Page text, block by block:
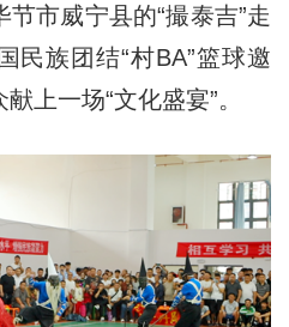
市威宁县的“撮泰吉”走
民族团结“村BA”篮球邀
上一场“文化盛宴”。